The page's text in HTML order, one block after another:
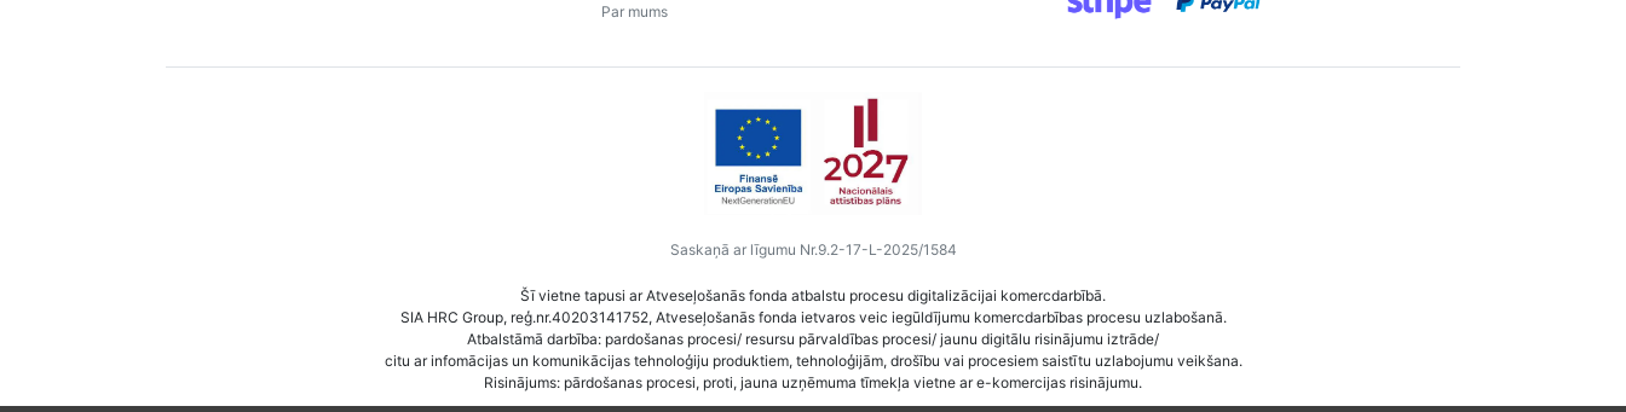
Par mums
Saskaņā ar līgumu Nr.9.2-17-L-2025/1584
Šī vietne tapusi ar Atveseļošanās fonda atbalstu procesu digitalizācijai komercdarbībā.
SIA HRC Group, reģ.nr.40203141752, Atveseļošanās fonda ietvaros veic iegūldījumu komercdarbības procesu uzlabošanā.
Atbalstāmā darbība: pardošanas procesi/ resursu pārvaldības procesi/ jaunu digitālu risinājumu iztrāde/
citu ar infomācijas un komunikācijas tehnoloģiju produktiem, tehnoloģijām, drošību vai procesiem saistītu uzlabojumu veikšana.
Risinājums: pārdošanas procesi, proti, jauna uzņēmuma tīmekļa vietne ar e-komercijas risinājumu.